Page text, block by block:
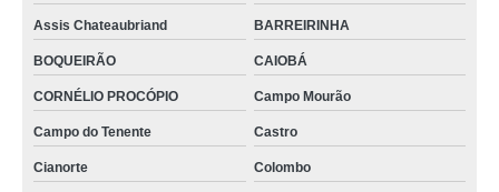
Assis Chateaubriand BARREIRINHA
BOQUEIRÃO CAIOBÁ
CORNÉLIO PROCÓPIO Campo Mourão
Campo do Tenente Castro
Cianorte Colombo